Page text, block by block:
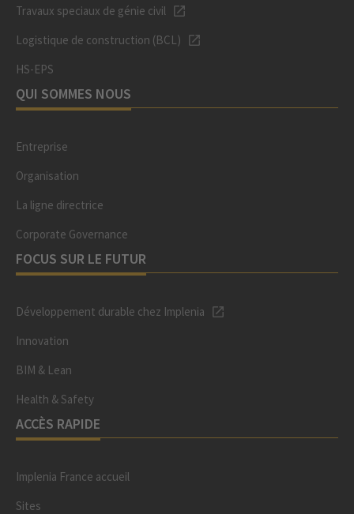
Travaux speciaux de génie civil
Logistique de construction (BCL)
HS-EPS
QUI SOMMES NOUS
Entreprise
Organisation
La ligne directrice
Corporate Governance
FOCUS SUR LE FUTUR
Développement durable chez Implenia
Innovation
BIM & Lean
Health & Safety
ACCÈS RAPIDE
Implenia France accueil
Sites